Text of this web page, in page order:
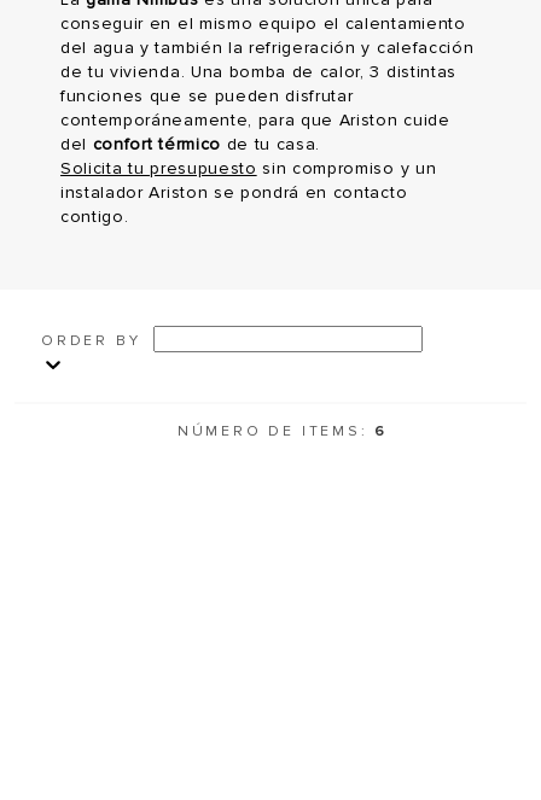
conseguir en el mismo equipo el calentamiento
del agua y también la refrigeración y calefacción
de tu vivienda. Una bomba de calor, 3 distintas
funciones que se pueden disfrutar
contemporáneamente, para que Ariston cuide
del confort térmico de tu casa.
Solicita tu presupuesto sin compromiso y un
instalador Ariston se pondrá en contacto
contigo.
ORDER BY
NÚMERO DE ITEMS: 6